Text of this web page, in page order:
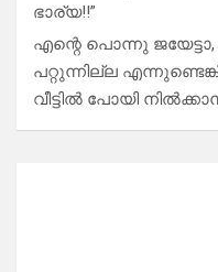
ഭാര്യ!!”
എന്റെ പൊന്നു
പറ്റുന്നില്ല
വീട്ടിൽ പോയി